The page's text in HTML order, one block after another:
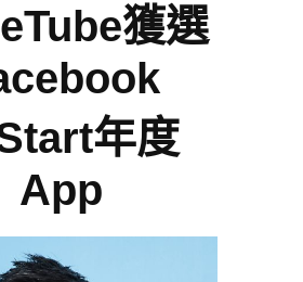
獲選
年度
App